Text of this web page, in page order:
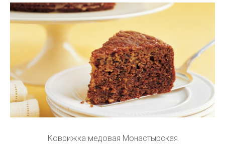
Коврижка медовая Монастырская